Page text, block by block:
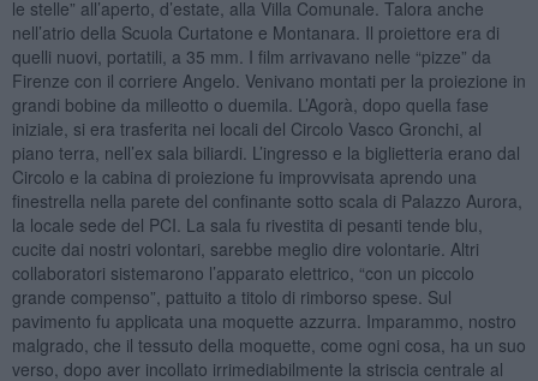
le stelle” all’aperto, d’estate, alla Villa Comunale. Talora anche
nell’atrio della Scuola Curtatone e Montanara. Il proiettore era di
quelli nuovi, portatili, a 35 mm. I film arrivavano nelle “pizze” da
Firenze con il corriere Angelo. Venivano montati per la proiezione in
grandi bobine da milleotto o duemila. L’Agorà, dopo quella fase
iniziale, si era trasferita nei locali del Circolo Vasco Gronchi, al
piano terra, nell’ex sala biliardi. L’ingresso e la biglietteria erano dal
Circolo e la cabina di proiezione fu improvvisata aprendo una
finestrella nella parete del confinante sotto scala di Palazzo Aurora,
la locale sede del PCI. La sala fu rivestita di pesanti tende blu,
cucite dai nostri volontari, sarebbe meglio dire volontarie. Altri
collaboratori sistemarono l’apparato elettrico, “con un piccolo
grande compenso”, pattuito a titolo di rimborso spese. Sul
pavimento fu applicata una moquette azzurra. Imparammo, nostro
malgrado, che il tessuto della moquette, come ogni cosa, ha un suo
verso, dopo aver incollato irrimediabilmente la striscia centrale al